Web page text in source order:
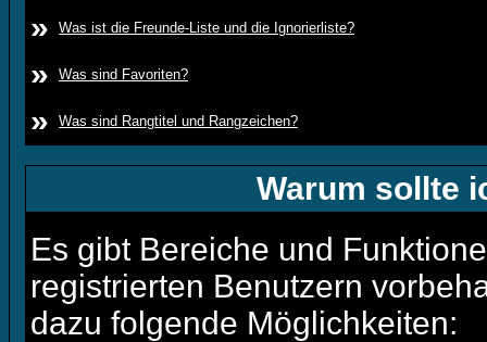
» Was ist die Freunde-Liste und die Ignorierliste?
» Was sind Favoriten?
» Was sind Rangtitel und Rangzeichen?
Warum sollte
Es gibt Bereiche und
registrierten Benutzern
dazu folgende Möglichkeiten: